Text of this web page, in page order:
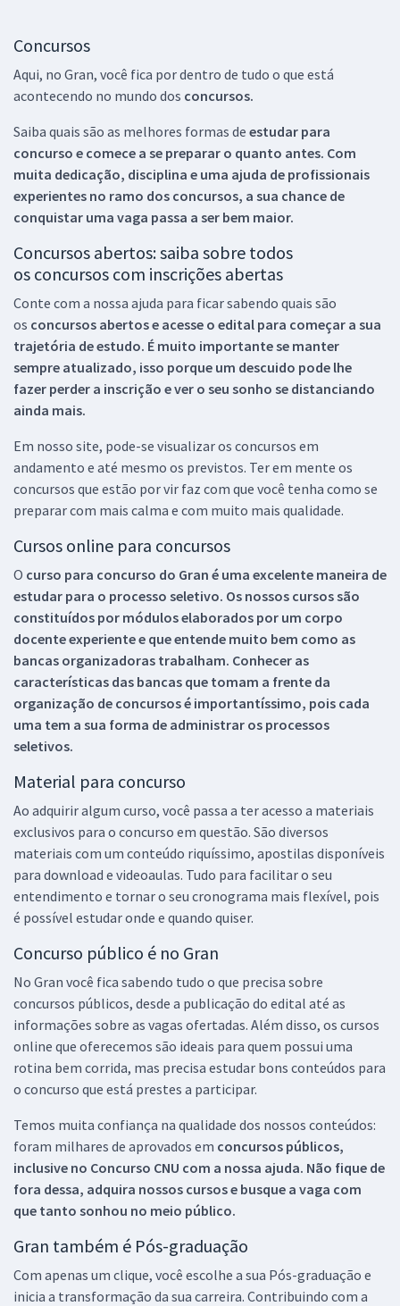
Concursos
Aqui, no Gran, você fica por dentro de tudo o que está
acontecendo no mundo dos concursos.
Saiba quais são as melhores formas de estudar para
concurso e comece a se preparar o quanto antes. Com
muita dedicação, disciplina e uma ajuda de profissionais
experientes no ramo dos concursos, a sua chance de
conquistar uma vaga passa a ser bem maior.
Concursos abertos: saiba sobre todos
os concursos com inscrições abertas
Conte com a nossa ajuda para ficar sabendo quais são
os concursos abertos e acesse o edital para começar a sua
trajetória de estudo. É muito importante se manter
sempre atualizado, isso porque um descuido pode lhe
fazer perder a inscrição e ver o seu sonho se distanciando
ainda mais.
Em nosso site, pode-se visualizar os concursos em
andamento e até mesmo os previstos. Ter em mente os
concursos que estão por vir faz com que você tenha como se
preparar com mais calma e com muito mais qualidade.
Cursos online para concursos
O curso para concurso do Gran é uma excelente maneira de
estudar para o processo seletivo. Os nossos cursos são
constituídos por módulos elaborados por um corpo
docente experiente e que entende muito bem como as
bancas organizadoras trabalham. Conhecer as
características das bancas que tomam a frente da
organização de concursos é importantíssimo, pois cada
uma tem a sua forma de administrar os processos
seletivos.
Material para concurso
Ao adquirir algum curso, você passa a ter acesso a materiais
exclusivos para o concurso em questão. São diversos
materiais com um conteúdo riquíssimo, apostilas disponíveis
para download e videoaulas. Tudo para facilitar o seu
entendimento e tornar o seu cronograma mais flexível, pois
é possível estudar onde e quando quiser.
Concurso público é no Gran
No Gran você fica sabendo tudo o que precisa sobre
concursos públicos, desde a publicação do edital até as
informações sobre as vagas ofertadas. Além disso, os cursos
online que oferecemos são ideais para quem possui uma
rotina bem corrida, mas precisa estudar bons conteúdos para
o concurso que está prestes a participar.
Temos muita confiança na qualidade dos nossos conteúdos:
foram milhares de aprovados em concursos públicos,
inclusive no Concurso CNU com a nossa ajuda. Não fique de
fora dessa, adquira nossos cursos e busque a vaga com
que tanto sonhou no meio público.
Gran também é Pós-graduação
Com apenas um clique, você escolhe a sua Pós-graduação e
inicia a transformação da sua carreira. Contribuindo com a